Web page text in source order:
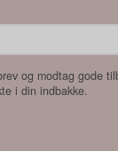
og modtag gode
i din indbakke.